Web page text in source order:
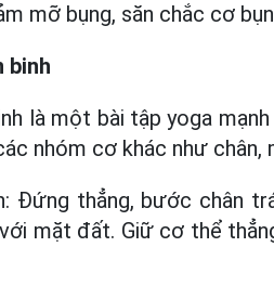
mỡ bụng, săn chắc cơ
binh
là một bài tập yoga
nhóm cơ khác như chân,
Đứng thẳng, bước chân
mặt đất. Giữ cơ thể